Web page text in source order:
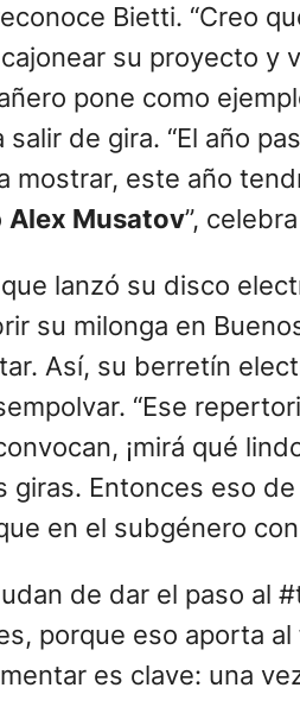
Bietti. “Creo
su proyecto y
pone como
salir de gira. “El año
mostrar, este año
Alex Musatov”,
lanzó su disco
su milonga en
Así, su berretín
“Ese
¡mirá qué
giras. Entonces eso
en el subgénero
de dar el paso al
porque eso aporta
es clave: una